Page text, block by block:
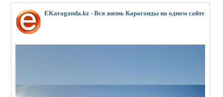
EKaraganda.kz - Вся жизнь Караганды на одном сайте